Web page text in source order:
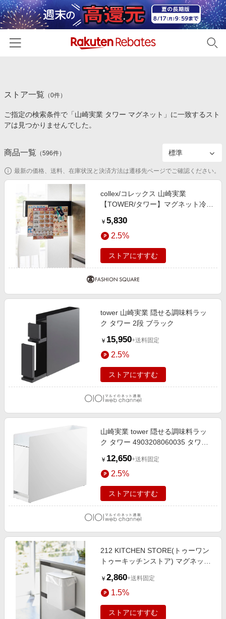
カテゴリー一覧
百貨店・総合ECモール
食品・スイーツ・お酒
コスメ・健康・医薬品
キッズ・ベビー用品
家電・PC・スマホ・カメラ
エンタメ
スポーツ・アウトドア・ゴルフ
旅行・レジャー・ホテル予約
生活・お役立ち
デジタルコンテンツ
ビジネス・その他サービス
イベント一覧
初回購入者限定特典
対象ストア新規限定特典
新着ストアのご紹介
電子書籍特集
楽天ペイ導入ストア
楽天サービス特集
旅行特集
わくわく夏特集
Qoo10メガポ
Samsung ボーナスキャンペーン
楽天IDでログイン/会員登録
ストア一覧 （0件）
ご指定の検索条件で「山崎実業 タワー マグネット」に一致するスト
アは見つかりませんでした。
商品一覧 （596件）
最新の価格、送料、在庫状況と決済方法は遷移先ページでご確認ください。
collex/コレックス 山崎実業
【TOWER/タワー】マグネット冷蔵
￥ 5,830
2.5%
ストアにすすむ
tower 山崎実業 隠せる調味料ラッ
ク タワー 2段 ブラック
￥ 15,950+送料固定
2.5%
ストアにすすむ
山崎実業 tower 隠せる調味料ラッ
ク タワー 4903208060035 タワー
￥ 12,650+送料固定
2.5%
ストアにすすむ
212 KITCHEN STORE(トゥーワン
トゥーキッチンストア) マグネット
tower タワー＞
￥ 2,860+送料固定
1.5%
ストアにすすむ